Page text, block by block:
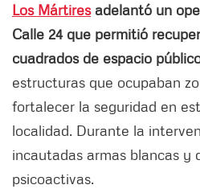
Los Mártiresadelantó un
Calle 24 que permitió
cuadrados de espacio
estructuras que ocupaban
fortalecer la seguridad en
localidad. Durante la
incautadas armas blancas y
psicoactivas.